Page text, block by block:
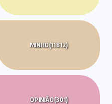
MINHO(11812)
OPINIÃO(301)